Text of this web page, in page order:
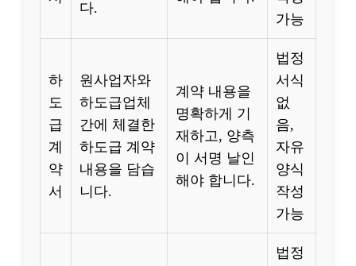
다.
가능
하
도
급
계
약
서
원사업자와
하도급업체
간에 체결한
하도급 계약
내용을 담습
니다.
계약 내용을
명확하게 기
재하고, 양측
이 서명 날인
해야 합니다.
법정
서식
없
음,
자유
양식
작성
가능
법정